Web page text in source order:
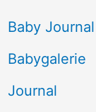
e
n
Baby Journal
Babygalerie
Journal